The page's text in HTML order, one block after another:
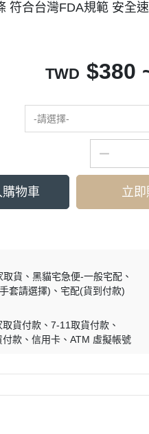
符合台灣FDA規範 安全
TWD $380
-請選擇-
物車 立即
取貨
黑貓宅急便-一般宅配
套請選擇)
宅配(貨到付款)
取貨付款
7-11取貨付款
付款
信用卡 ATM 虛擬帳號